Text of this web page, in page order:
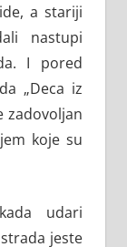
a stariji
nastupi
I pored
„Deca iz
zadovoljan
koje su
udari
jeste